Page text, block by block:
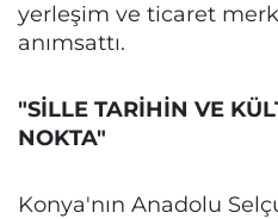
yerleşim ve ticaret
anımsattı.
"SİLLE TARİHİN VE
NOKTA"
Konya'nın Anadolu